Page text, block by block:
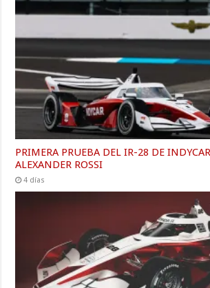
PRIMERA PRUEBA DEL IR-28 DE
ALEXANDER ROSSI
4 días